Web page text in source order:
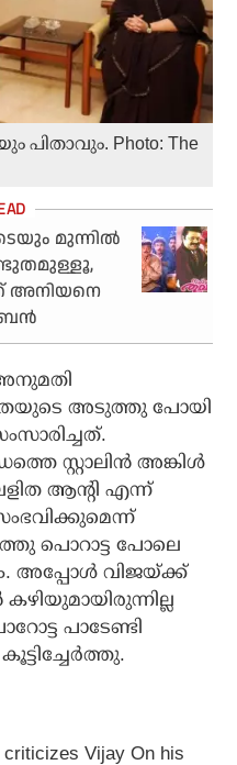
പിതാവും. Photo: The
മുന്നില്‍
അനിയനെ
അടുത്തു പോയി
സ്റ്റാലിന്‍ അങ്കിള്‍
ആന്റി എന്ന്
പൊറാട്ട പോലെ
അപ്പോള്‍ വിജയ്ക്ക്
കഴിയുമായിരുന്നില്ല
പാടേണ്ടി
criticizes Vijay On his